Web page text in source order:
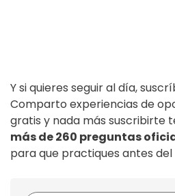
Y si quieres seguir al día,
Comparto experiencias de
gratis y nada más suscribirte
más de 260 preguntas
para que practiques antes del